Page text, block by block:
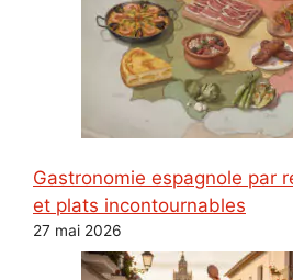
Gastronomie espagnole par région : spécialités
et plats incontournables
27 mai 2026